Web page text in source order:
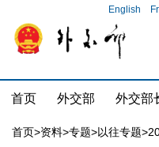
English
首页 外交部 外交部
首页>资料>专题>以往专题>